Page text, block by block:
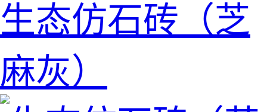
生态仿石砖（芝
麻灰）